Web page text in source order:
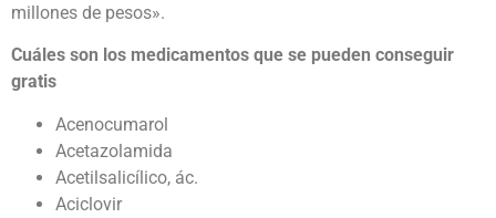
millones de pesos».
Cuáles son los medicamentos que se pueden conseguir
gratis
Acenocumarol
Acetazolamida
Acetilsalicílico, ác.
Aciclovir